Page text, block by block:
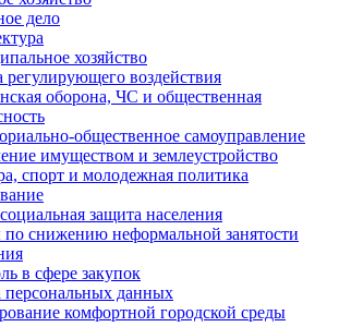
дело
хозяйство
регулирующего воздействия
оборона, ЧС и общественная
общественное самоуправление
имуществом и землеустройство
спорт и молодежная политика
защита населения
по снижению неформальной занятости
в сфере закупок
персональных данных
комфортной городской среды